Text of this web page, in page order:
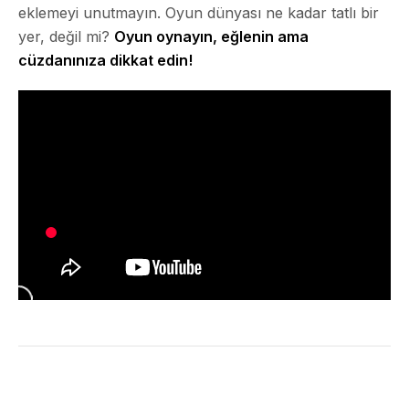
eklemeyi unutmayın. Oyun dünyası ne kadar tatlı bir
yer, değil mi? Oyun oynayın, eğlenin ama
cüzdanınıza dikkat edin!